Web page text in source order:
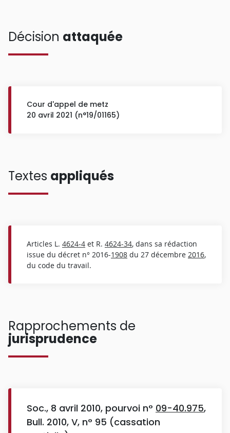
Décision attaquée
Cour d'appel de metz
20 avril 2021 (n°19/01165)
Textes appliqués
Articles L. 4624-4 et R. 4624-34, dans sa rédaction
issue du décret n° 2016-1908 du 27 décembre 2016,
du code du travail.
Rapprochements de
jurisprudence
Soc., 8 avril 2010, pourvoi n° 09-40.975,
Bull. 2010, V, n° 95 (cassation